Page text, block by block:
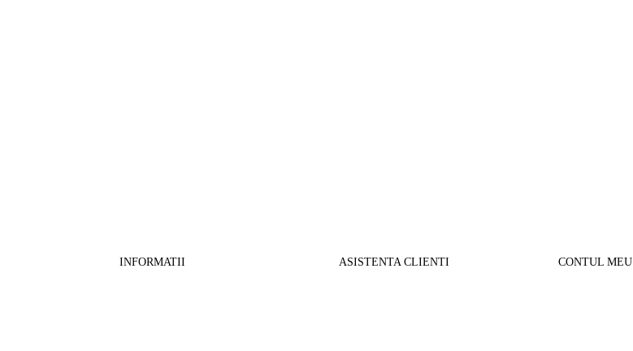
INFORMATII ASISTENTA CLIENTI CONTUL MEU